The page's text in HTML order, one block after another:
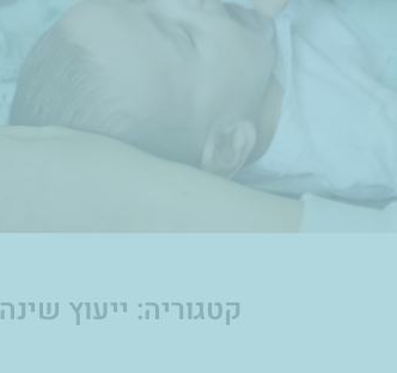
קטגוריה: ייעוץ שינה